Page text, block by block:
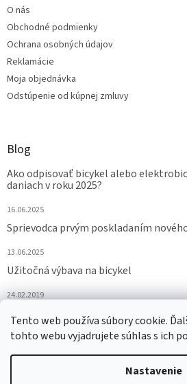
Tento web používa súbory cookie.
tohto webu vyjadrujete súhlas s ich
Nastavenie
O nás
Obchodné podmienky
Ochrana osobných údajov
Reklamácie
Moja objednávka
Odstúpenie od kúpnej zmluvy
Blog
Ako odpisovať bicykel alebo
daniach v roku 2025?
16.06.2025
Sprievodca prvým poskladaním
13.06.2025
Užitočná výbava na bicykel
24.02.2019
ARCHÍV
Vytvoril